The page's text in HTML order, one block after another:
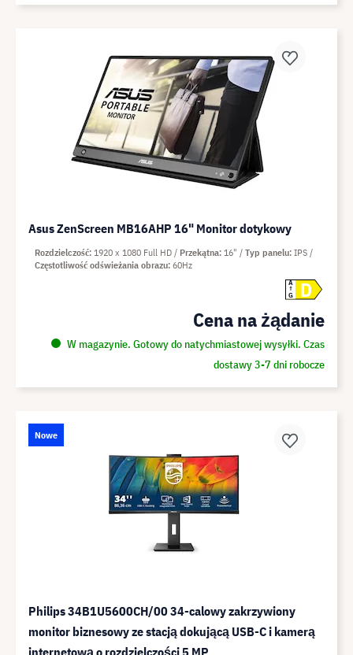
Asus ZenScreen MB16AHP 16" Monitor dotykowy
A
G
D
Cena na żądanie
W magazynie. Gotowy do natychmiastowej wysyłki. Czas
dostawy 3-7 dni robocze
Rozdzielczość 1920 x 1080 Full HD Przekątna 16" Typ panelu IPS
Częstotliwość odświeżania obrazu 60Hz
Nowe
Philips 34B1U5600CH/00 34-calowy zakrzywiony
monitor biznesowy ze stacją dokującą USB-C i kamerą
internetową o rozdzielczości 5 MP